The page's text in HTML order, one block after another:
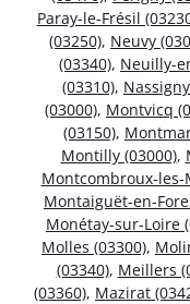
Paray-le-Frésil
(03250), Neuvy
(03340), Neuilly-
(03310),
(03000), Montvicq
(03150),
Montilly (03000),
Montcombroux-les-
Montaiguët-en-
Monétay-sur-Loire
Molles (03300),
(03340), Meillers
(03360), Mazirat